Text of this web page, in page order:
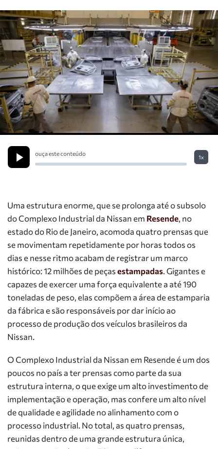
ouça este conteúdo
1x
Uma estrutura enorme, que se prolonga até o subsolo
do Complexo Industrial da Nissan em Resende, no
estado do Rio de Janeiro, acomoda quatro prensas que
se movimentam repetidamente por horas todos os
dias e nesse ritmo acabam de registrar um marco
histórico: 12 milhões de peçasestampadas. Gigantes e
capazes de exercer uma força equivalente a até 190
toneladas de peso, elas compõem a área de estamparia
da fábrica e são responsáveis por dar início ao
processo de produção dos veículos brasileiros da
Nissan.
O Complexo Industrial da Nissan em Resende é um dos
poucos no país a ter prensas como parte da sua
estrutura interna, o que exige um alto investimento de
implementação e operação, mas confere um alto nível
de qualidade e agilidade no alinhamento com o
processo industrial. No total, as quatro prensas,
reunidas dentro de uma grande estrutura única,